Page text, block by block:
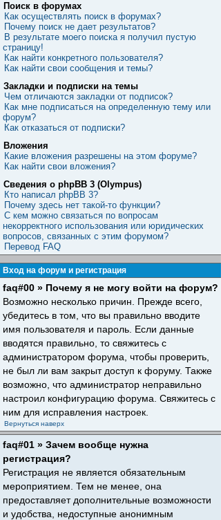
Поиск в форумах
Как осуществлять поиск в форумах?
Почему поиск не дает результатов?
В результате моего поиска я получил пустую
страницу!
Как найти конкретного пользователя?
Как найти свои сообщения и темы?
Закладки и подписки на темы
Чем отличаются закладки от подписок?
Как мне подписаться на определенную тему или
форум?
Как отказаться от подписки?
Вложения
Какие вложения разрешены на этом форуме?
Как найти свои вложения?
Сведения о phpBB 3 (Olympus)
Кто написал phpBB 3?
Почему здесь нет такой-то функции?
С кем можно связаться по вопросам
некорректного использования или юридических
вопросов, связанных с этим форумом?
Перевод FAQ
Вход на форум и регистрация
faq#00 » Почему я не могу войти на форум?
Возможно несколько причин. Прежде всего,
убедитесь в том, что вы правильно вводите
имя пользователя и пароль. Если данные
вводятся правильно, то свяжитесь с
администратором форума, чтобы проверить,
не был ли вам закрыт доступ к форуму. Также
возможно, что администратор неправильно
настроил конфигурацию форума. Свяжитесь с
ним для исправления настроек.
Вернуться наверх
faq#01 » Зачем вообще нужна
регистрация?
Регистрация не является обязательным
мероприятием. Тем не менее, она
предоставляет дополнительные возможности
и удобства, недоступные анонимным